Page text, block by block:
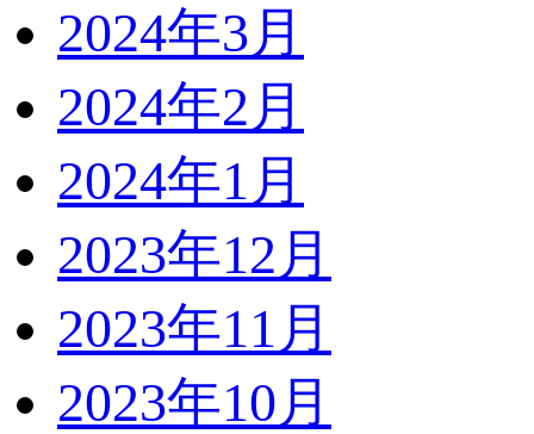
2024年3月
2024年2月
2024年1月
2023年12月
2023年11月
2023年10月